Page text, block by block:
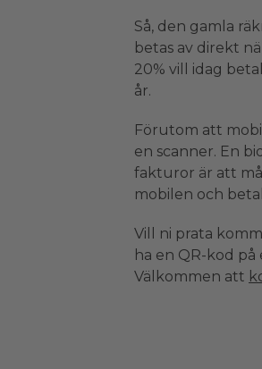
Så, den gamla
betas av direkt
20% vill idag
år.
Förutom att
en scanner. En
fakturor är att
mobilen och
Vill ni prata
ha en QR-kod
Välkommen att